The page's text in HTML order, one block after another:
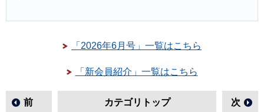
「2026年6月号」一覧はこちら
「新会員紹介」一覧はこちら
前 カテゴリトップ 次